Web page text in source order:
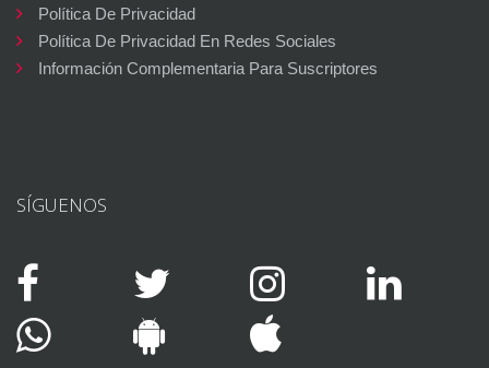
Política De Privacidad
Política De Privacidad En Redes Sociales
Información Complementaria Para Suscriptores
SÍGUENOS